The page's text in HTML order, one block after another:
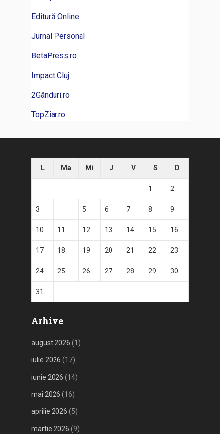
Editură Online
Jurnal Personal
BetaPress.ro
Impact Cluj
2Gânduri.ro
TopZiar.ro
L Ma Mi J V S D
1 2
3 5 6 7 8 9
10 11 12 13 14 15 16
17 18 19 20 21 22 23
24 25 26 27 28 29 30
31
Arhive
august 2026 (1)
iulie 2026 (17)
iunie 2026 (14)
mai 2026 (16)
aprilie 2026 (5)
martie 2026 (9)